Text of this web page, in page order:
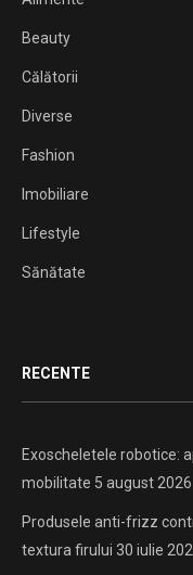
Beauty
Călătorii
Diverse
Fashion
Imobiliare
Lifestyle
Sănătate
RECENTE
Exoscheletele robotice:
mobilitate 5 august 2026
Produsele anti-frizz
textura firului 30 iulie